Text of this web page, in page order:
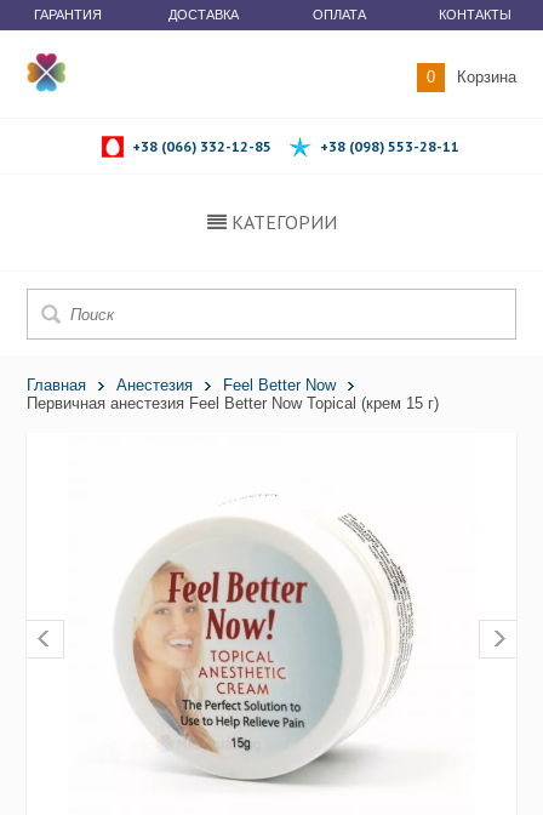
ГАРАНТИЯ ДОСТАВКА ОПЛАТА КОНТАКТЫ
0 Корзина
+38 (066) 332-12-85 +38 (098) 553-28-11
КАТЕГОРИИ
Главная Анестезия
Feel Better Now
Первичная анестезия Feel Better Now Topical (крем 15 г)